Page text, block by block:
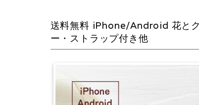
送料無料 iPhone/Android 花と
ー・ストラップ付き他